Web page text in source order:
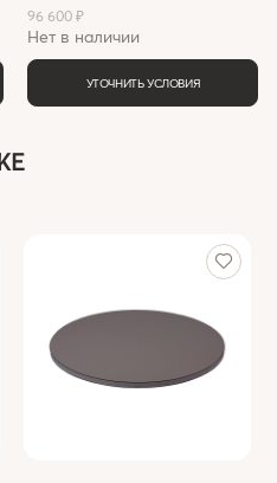
96 600 ₽
Нет в наличии
УТОЧНИТЬ УСЛОВИЯ